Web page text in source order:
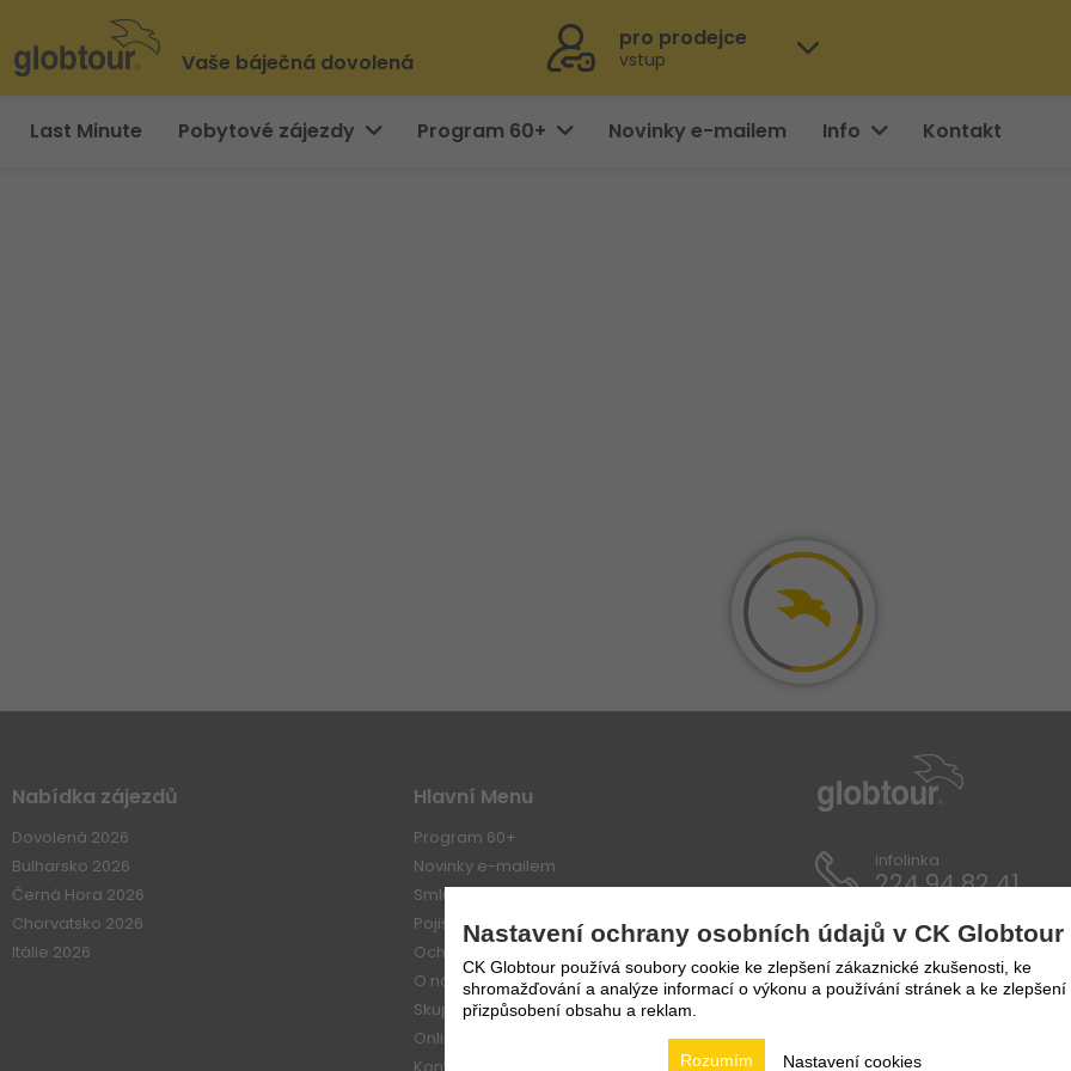
Vaše báječná dovolená
pro prodejce
vstup
Last Minute Pobytové zájezdy Program 60+ Novinky e-mailem Info Kontakt
Nabídka zájezdů
Dovolená 2026
Bulharsko 2026
Černá Hora 2026
Chorvatsko 2026
Itálie 2026
Hlavní Menu
Program 60+
Novinky e-mailem
Smluvní vztahy
Pojištení
Ochrana osobních údajů
O nás
Skupiny
Online platba
infolinka
224 94 82 41
Nastavení ochrany osobních údajů v CK Globtour
CK Globtour používá soubory cookie ke zlepšení zákaznické zkušenosti, ke
shromažďování a analýze informací o výkonu a používání stránek a ke zlepšení
přizpůsobení obsahu a reklam.
Nastavení cookies
Rozumím